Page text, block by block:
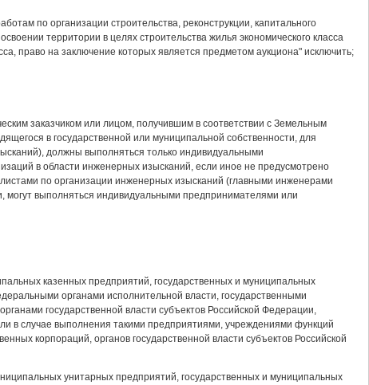
по организации строительства, реконструкции, капитального
территории в целях строительства жилья экономического класса
право на заключение которых является предметом аукциона" исключить;
заказчиком или лицом, получившим в соответствии с Земельным
в государственной или муниципальной собственности, для
должны выполняться только индивидуальными
в области инженерных изысканий, если иное не предусмотрено
по организации инженерных изысканий (главными инженерами
выполняться индивидуальными предпринимателями или
казенных предприятий, государственных и муниципальных
органами исполнительной власти, государственными
государственной власти субъектов Российской Федерации,
в случае выполнения такими предприятиями, учреждениями функций
корпораций, органов государственной власти субъектов Российской
унитарных предприятий, государственных и муниципальных